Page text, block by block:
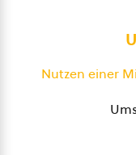
Nutzen einer